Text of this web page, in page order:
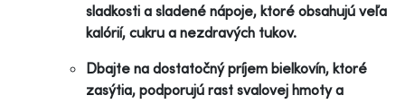
sladkosti a sladené nápoje, ktoré obsahujú veľa
kalórií, cukru a nezdravých tukov.
Dbajte na dostatočný príjem bielkovín, ktoré
zasýtia, podporujú rast svalovej hmoty a